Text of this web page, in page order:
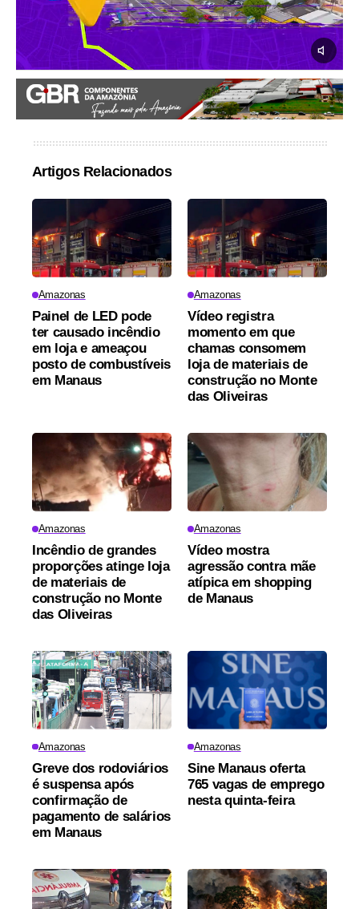
Artigos Relacionados
Amazonas
Painel de LED pode
ter causado incêndio
em loja e ameaçou
posto de combustíveis
em Manaus
Amazonas
Vídeo registra
momento em que
chamas consomem
loja de materiais de
construção no Monte
das Oliveiras
Amazonas
Incêndio de grandes
proporções atinge loja
de materiais de
construção no Monte
das Oliveiras
Amazonas
Vídeo mostra
agressão contra mãe
atípica em shopping
de Manaus
Amazonas
Greve dos rodoviários
é suspensa após
confirmação de
pagamento de salários
em Manaus
Amazonas
Sine Manaus oferta
765 vagas de emprego
nesta quinta-feira